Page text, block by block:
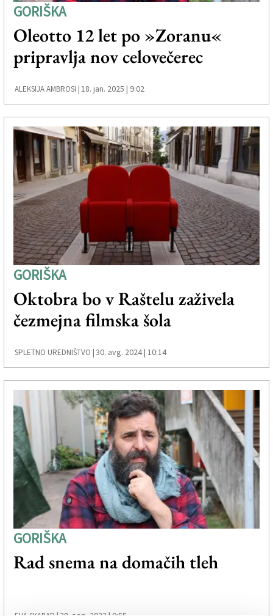
GORIŠKA
Oleotto 12 let po »Zoranu«
pripravlja nov celovečerec
ALEKSIJA AMBROSI |18. jan. 2025 | 9:02
GORIŠKA
Oktobra bo v Raštelu zaživela
čezmejna filmska šola
SPLETNO UREDNIŠTVO |30. avg. 2024 | 10:14
GORIŠKA
Rad snema na domačih tleh